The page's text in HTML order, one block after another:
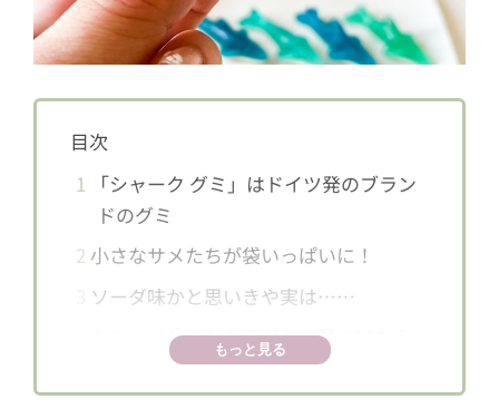
目次
1
「シャーク グミ」はドイツ発のブラン
ドのグミ
2 小さなサメたちが袋いっぱいに！
ソーダ味かと思いきや実は……
かわいいサメたちのグミを見つけたら
捕獲して！
もっと見る